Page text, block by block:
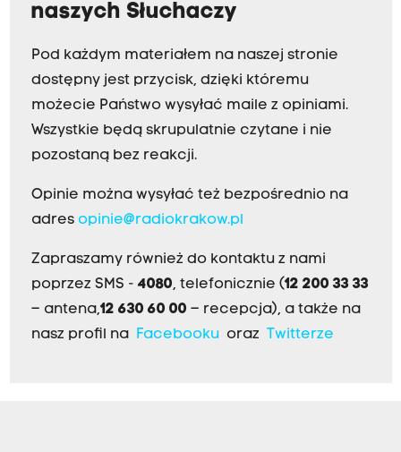
naszych Słuchaczy
Pod każdym materiałem na naszej stronie
dostępny jest przycisk, dzięki któremu
możecie Państwo wysyłać maile z opiniami.
Wszystkie będą skrupulatnie czytane i nie
pozostaną bez reakcji.
Opinie można wysyłać też bezpośrednio na
adres opinie@radiokrakow.pl
Zapraszamy również do kontaktu z nami
poprzez SMS - 4080, telefonicznie (12 200 33 33
– antena,12 630 60 00 – recepcja), a także na
nasz profil na
Facebookuoraz Twitterze